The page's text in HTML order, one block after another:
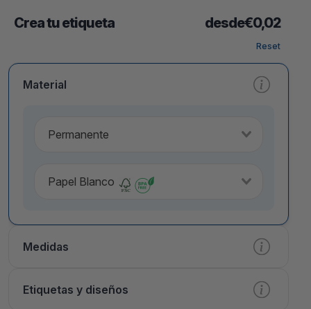
Crea tu etiqueta desde€0,02
Reset
Material
Permanente
Papel Blanco
Medidas
Etiquetas y diseños